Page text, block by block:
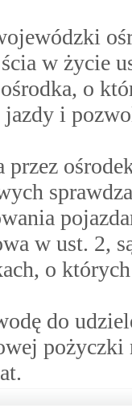
w życie
o
i
przez
w ust. 2,
o
do